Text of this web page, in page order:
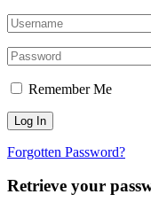
Remember Me
Forgotten Password?
Retrieve your